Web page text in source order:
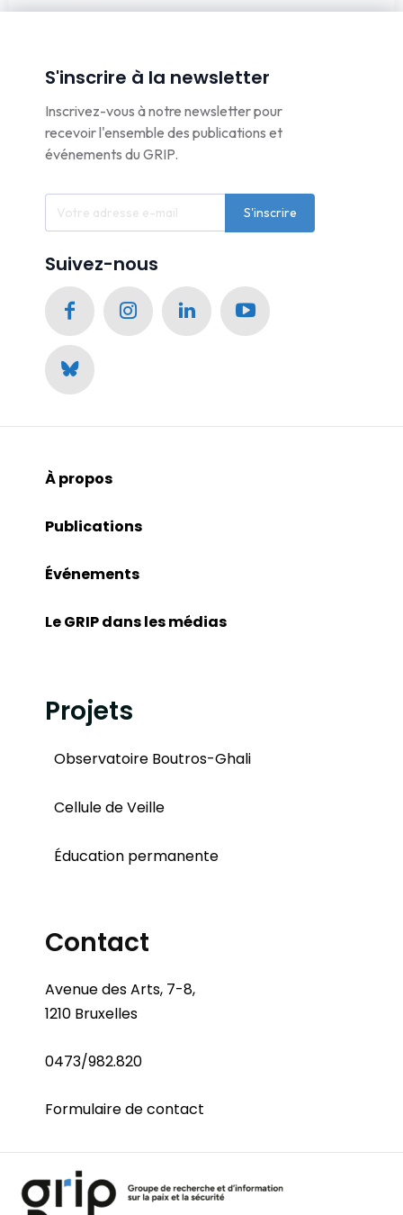
S'inscrire à la newsletter
Inscrivez-vous à notre newsletter pour
recevoir l'ensemble des publications et
événements du GRIP.
S'inscrire
Suivez-nous
À propos
Publications
Événements
Le GRIP dans les médias
Projets
Observatoire Boutros-Ghali
Cellule de Veille
Éducation permanente
Contact
Avenue des Arts, 7-8,
1210 Bruxelles
0473/982.820
Formulaire de contact